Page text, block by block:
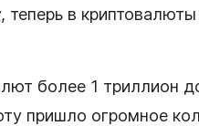
в
более 1 триллион
пришло огромное